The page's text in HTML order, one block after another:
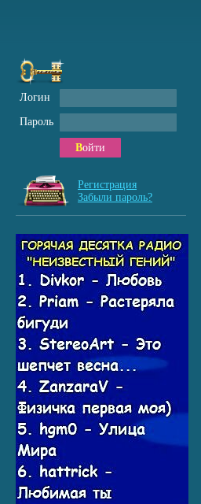
Логин
Пароль
Войти
Регистрация
Забыли пароль?